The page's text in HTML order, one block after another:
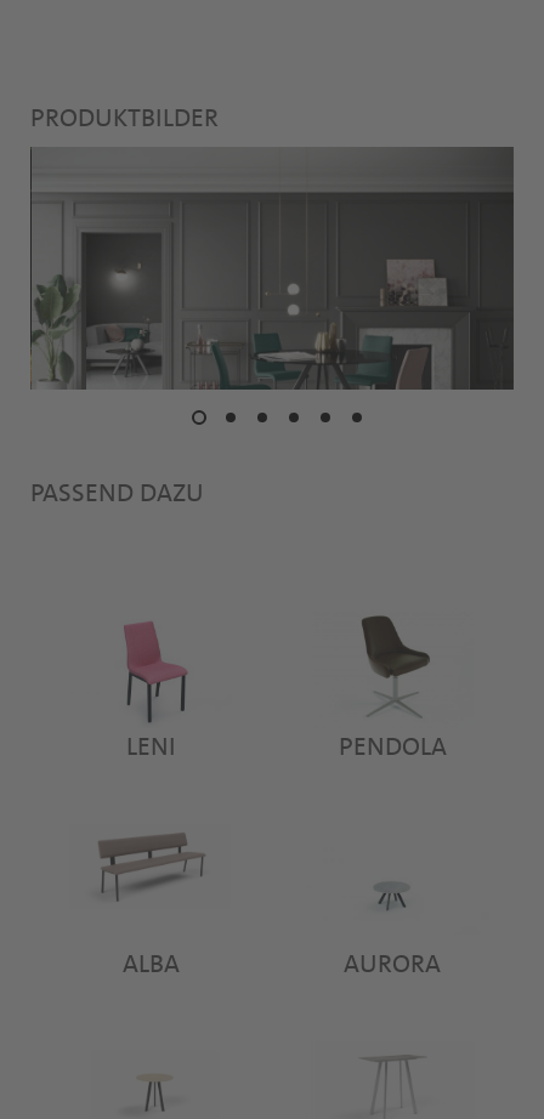
PRODUKTBILDER
PASSEND DAZU
LENI PENDOLA
ALBA AURORA